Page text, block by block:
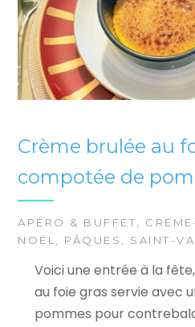
Crème brulée au
compotée de
APÉRO & BUFFET,
NOËL, PÂQUES , SAINT-
Voici une entrée à la
au foie gras servie avec
pommes pour